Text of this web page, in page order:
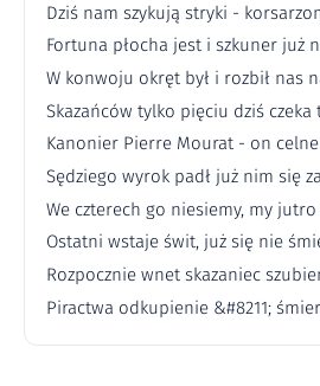
Dziś nam szykują stryki -
Fortuna płocha jest i szkuner już
W konwoju okręt był i rozbił nas
Skazańców tylko pięciu dziś
Kanonier Pierre Mourat - on
Sędziego wyrok padł już nim się
We czterech go niesiemy, my
Ostatni wstaje świt, już się nie
Rozpocznie wnet skazaniec
Piractwa odkupienie &#8211;